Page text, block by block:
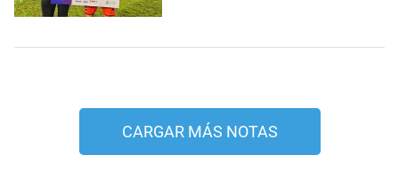
CARGAR MÁS NOTAS